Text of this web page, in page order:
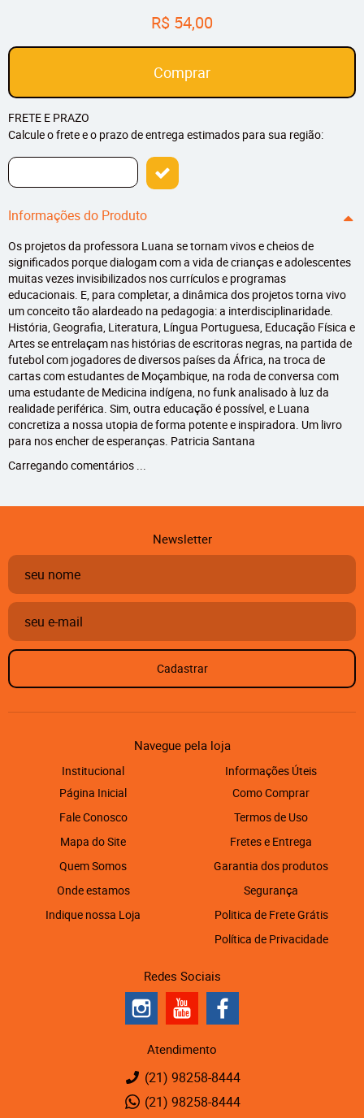
R$ 54,00
Comprar
FRETE E PRAZO
Calcule o frete e o prazo de entrega estimados para sua região:
Informações do Produto
Os projetos da professora Luana se tornam vivos e cheios de
significados porque dialogam com a vida de crianças e adolescentes
muitas vezes invisibilizados nos currículos e programas
educacionais. E, para completar, a dinâmica dos projetos torna vivo
um conceito tão alardeado na pedagogia: a interdisciplinaridade.
História, Geografia, Literatura, Língua Portuguesa, Educação Física e
Artes se entrelaçam nas histórias de escritoras negras, na partida de
futebol com jogadores de diversos países da África, na troca de
cartas com estudantes de Moçambique, na roda de conversa com
uma estudante de Medicina indígena, no funk analisado à luz da
realidade periférica. Sim, outra educação é possível, e Luana
concretiza a nossa utopia de forma potente e inspiradora. Um livro
para nos encher de esperanças. Patricia Santana
Carregando comentários ...
Newsletter
Cadastrar
Navegue pela loja
Institucional
Página Inicial
Fale Conosco
Mapa do Site
Quem Somos
Onde estamos
Indique nossa Loja
Informações Úteis
Como Comprar
Termos de Uso
Fretes e Entrega
Garantia dos produtos
Segurança
Politica de Frete Grátis
Política de Privacidade
Redes Sociais
Atendimento
(21) 98258-8444
(21) 98258-8444